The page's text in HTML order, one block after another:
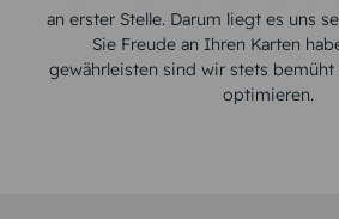
an erster Stelle. Darum liegt es uns
Sie Freude an Ihren Karten
gewährleisten sind wir stets bemüht
optimieren.